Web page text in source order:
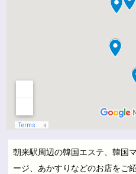
朝来駅周辺の韓国エステ、韓国
ージ、あかすりなどのお店をご